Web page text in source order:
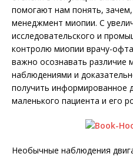
помогают нам понять,
менеджмент миопии. С
исследовательского и
контролю миопии врачу-
важно осознавать различие
наблюдениями и
получить информированное
маленького пациента и его
Необычные наблюдения